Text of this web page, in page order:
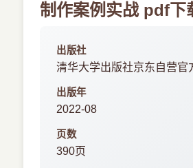
制作案例实战 pdf下
出版社
清华大学出版社京东自营官
出版年
2022-08
页数
390页